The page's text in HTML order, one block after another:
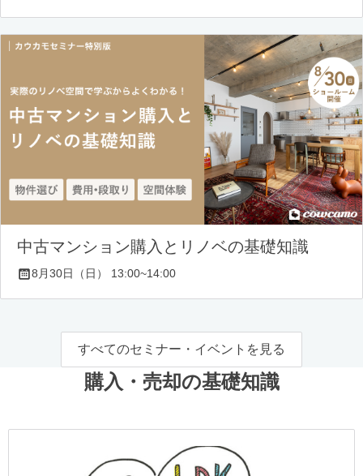
中古マンション購入とリノベの基礎知識
8月30日（日） 13:00~14:00
すべてのセミナー・イベントを見る
購入・売却の基礎知識